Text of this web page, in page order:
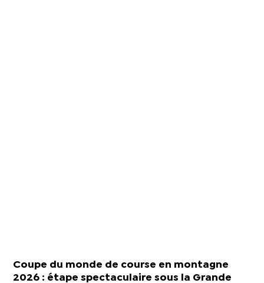
Coupe du monde de course en montagne
2026 : étape spectaculaire sous la Grande